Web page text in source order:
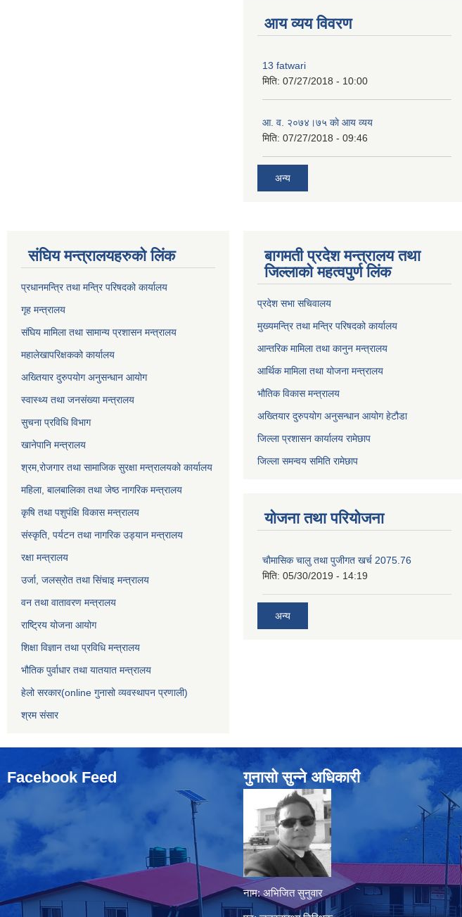
आय व्यय विवरण
13 fatwari
मिति: 07/27/2018 - 10:00
आ‍. व. २०७४।७५ काे आय व्यय
मिति: 07/27/2018 - 09:46
अन्य
संघिय मन्त्र‍ालयहरुको लिंक
प्रधानमन्त्रि तथा मन्त्रि परिषदको कार्यालय
गृह मन्त्रालय
संघिय मामिला तथा सामान्य प्रशासन मन्त्रालय
महालेखापरिक्षकको कार्यालय
अख्तियार दुरुपयोग अनुसन्धान आयोग
स्वास्थ्य तथा जनसंख्या मन्त्रालय
सुचना प्रविधि विभाग
खानेपानि मन्त्रालय
श्रम,रोजगार तथा सामाजिक सुरक्षा मन्त्रालयको कार्यालय
महिला, बालबालिका तथा जेष्ठ नागरिक मन्त्रालय
कृषि तथा पशुपंक्षि विकास मन्त्रालय
संस्कृति, पर्यटन तथा नागरिक उड्‍यान मन्त्रालय
रक्षा मन्त्रालय
उर्जा, जलस्रोत तथा सिंचाइ मन्त्रालय
वन तथा वातावरण मन्त्रालय
राष्ट्रिय योजना आयोग
शिक्षा विज्ञान तथा प्रविधि मन्त्रालय
भौतिक पुर्वाधार तथा यातयात मन्त्रालय
हेलो सरकार(online गुनासो व्यवस्थापन प्रणाली)
श्रम संसार
बागमती प्रदेश मन्त्रालय तथा
जिल्लाको महत्वपुर्ण लिंक
प्रदेश सभा सचिवालय
मुख्यमन्त्रि तथा मन्त्रि परिषदको कार्यालय
आन्तरिक मामिला तथा कानुन मन्त्रालय
आर्थिक मामिला तथा योजना मन्त्रालय
भौतिक विकास मन्त्रालय
अख्तियार दुरुपयोग अनुसन्धान आयोग हेटौडा
जिल्ला प्रशासन कार्यालय रामेछाप
जिल्ला समन्वय समिति रामेछाप
योजना तथा परियोजना
चाैमासिक चालु तथा पुजीगत खर्च 2075.76
मिति: 05/30/2019 - 14:19
अन्य
Facebook Feed गुनासो सुन्‍ने अधिकारी
नाम: अभिजित सुनुवार